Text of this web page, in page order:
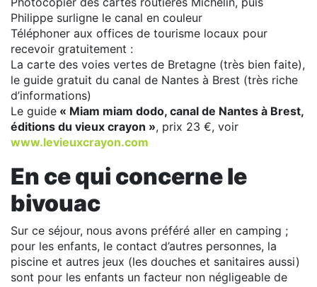
Philippe surligne le canal en couleur
Téléphoner aux offices de tourisme locaux pour
recevoir gratuitement :
La carte des voies vertes de Bretagne (très bien faite),
le guide gratuit du canal de Nantes à Brest (très riche
d’informations)
Le guide « Miam miam dodo, canal de Nantes à Brest,
éditions du vieux crayon », prix 23 €, voir
www.levieuxcrayon.com
En ce qui concerne le
bivouac
Sur ce séjour, nous avons préféré aller en camping ;
pour les enfants, le contact d’autres personnes, la
piscine et autres jeux (les douches et sanitaires aussi)
sont pour les enfants un facteur non négligeable de